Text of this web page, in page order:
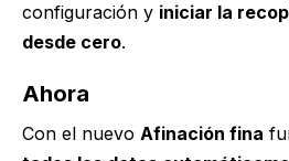
configuración y iniciar la
desde cero.
Ahora
Con el nuevo Afinación fina